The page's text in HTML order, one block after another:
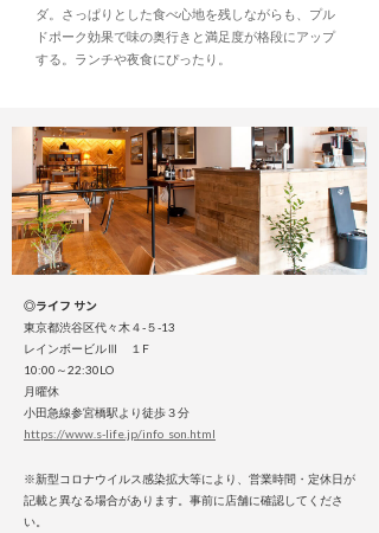
ダ。さっぱりとした食べ心地を残しながらも、プル
ドポーク効果で味の奥行きと満足度が格段にアップ
する。ランチや夜食にぴったり。
◎ライフ サン
東京都渋谷区代々木４-５-13
レインボービルⅢ １F
10:00～22:30LO
月曜休
小田急線参宮橋駅より徒歩３分
https://www.s-life.jp/info_son.html
※新型コロナウイルス感染拡大等により、営業時間・定休日が
記載と異なる場合があります。事前に店舗に確認してくださ
い。